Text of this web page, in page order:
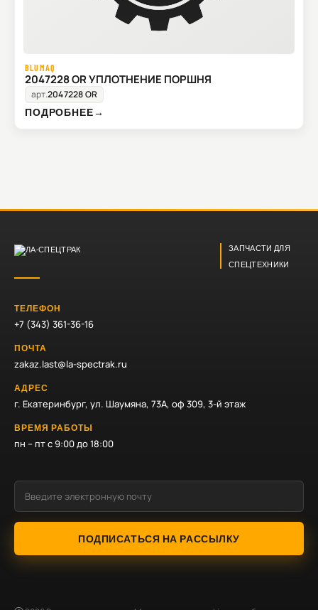
BLUMAQ
2047228 OR УПЛОТНЕНИЕ ПОРШНЯ
арт.2047228 OR
ПОДРОБНЕЕ→
ЗАПЧАСТИ ДЛЯ
СПЕЦТЕХНИКИ
ТЕЛЕФОН
+7 (343) 361-36-16
ПОЧТА
zakaz.last@la-spectrak.ru
АДРЕС
г. Екатеринбург, ул. Шаумяна, 73А, оф 309, 3-й этаж
ВРЕМЯ РАБОТЫ
пн – пт с 9:00 до 18:00
ПОДПИСАТЬСЯ НА РАССЫЛКУ